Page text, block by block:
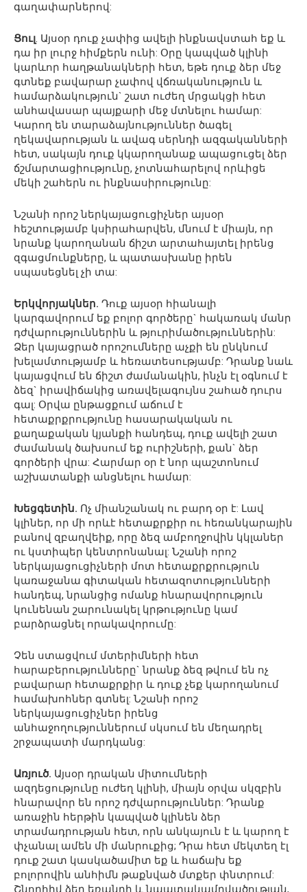
գաղափարներով:
Ցուլ. Այսօր դուք չափից ավելի ինքնավստահ եք և
դա իր լուրջ հիմքերն ունի: Օրը կապված կլինի
կարևոր հաղթանակների հետ, եթե դուք ձեր մեջ
գտնեք բավարար չափով վճռականություն և
համարձակություն` շատ ուժեղ մրցակցի հետ
անհավասար պայքարի մեջ մտնելու համար:
Կարող են տարաձայնություններ ծագել
ղեկավարության և ավագ սերնդի ազգականների
հետ, սակայն դուք կկարողանաք ապացուցել ձեր
ճշմարտացիությունը, չոտնահարելով որևիցե
մեկի շահերն ու ինքնասիրությունը:
Նշանի որոշ ներկայացուցիչներ այսօր
հեշտությամբ կսիրահարվեն, մնում է միայն, որ
նրանք կարողանան ճիշտ արտահայտել իրենց
զգացմունքները, և պատասխանը իրեն
սպասեցնել չի տա:
Երկվորյակներ. Դուք այսօր հիանալի
կարգավորում եք բոլոր գործերը` հակառակ մանր
դժվարություններին և թյուրիմածություններին:
Ձեր կայացրած որոշումները աչքի են ընկնում
խելամտությամբ և հեռատեսությամբ: Դրանք նաև
կայացվում են ճիշտ ժամանակին, ինչն էլ օգնում է
ձեզ` իրավիճակից առավելագույնս շահած դուրս
գալ: Օրվա ընթացքում աճում է
հետաքրքրությունը հասարակական ու
քաղաքական կյանքի հանդեպ, դուք ավելի շատ
ժամանակ ծախսում եք ուրիշների, քան` ձեր
գործերի վրա: Հարմար օր է նոր պաշտոնում
աշխատանքի անցնելու համար:
Խեցգետին. Ոչ միանշանակ ու բարդ օր է: Լավ
կլիներ, որ մի որևէ հետաքրքիր ու հեռանկարային
բանով զբաղվեիք, որը ձեզ ամբողջովին կկլաներ
ու կստիպեր կենտրոնանալ: Նշանի որոշ
ներկայացուցիչների մոտ հետաքրքրություն
կառաջանա գիտական հետազոտությունների
հանդեպ, նրանցից ոմանք հնարավորություն
կունենան շարունակել կրթությունը կամ
բարձրացնել որակավորումը:
Չեն ստացվում մտերիմների հետ
հարաբերությունները` նրանք ձեզ թվում են ոչ
բավարար հետաքրքիր և դուք չեք կարողանում
համախոհներ գտնել: Նշանի որոշ
ներկայացուցիչներ իրենց
անհաջողություններում սկսում են մեղադրել
շրջապատի մարդկանց:
Առյուծ. Այսօր դրական միտումների
ազդեցությունը ուժեղ կլինի, միայն օրվա սկզբին
հնարավոր են որոշ դժվարություններ: Դրանք
առաջին հերթին կապված կլինեն ձեր
տրամադրության հետ, որն անկայուն է և կարող է
փչանալ ամեն մի մանրուքից; Դրա հետ մեկտեղ էլ
դուք շատ կասկածամիտ եք և հաճախ եք
բոլորովին անհիմն թաքնված մտքեր փնտրում: